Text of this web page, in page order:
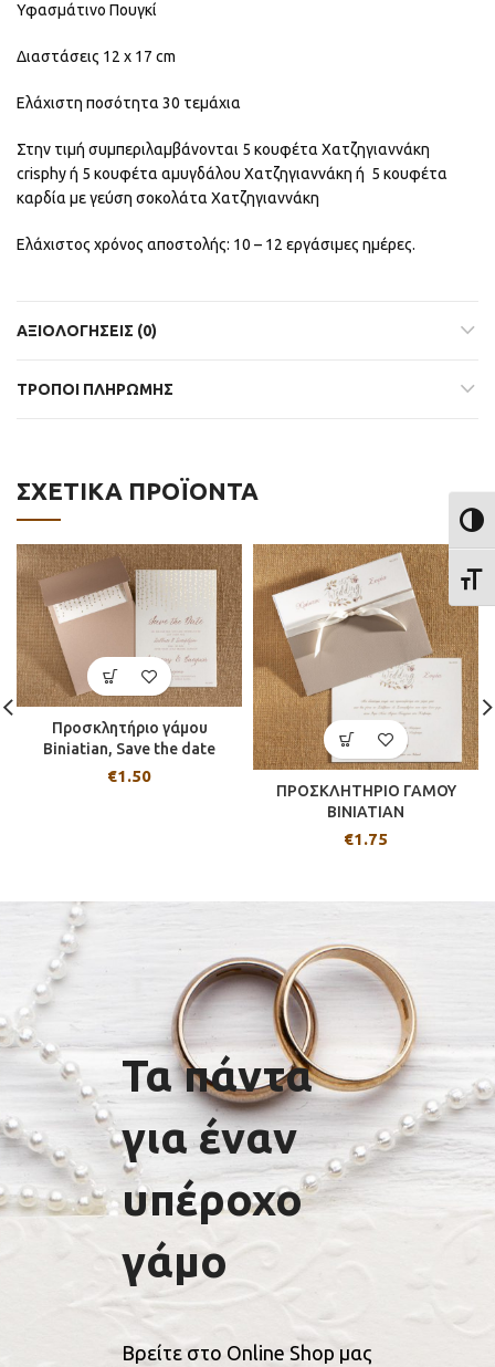
Υφασμάτινο Πουγκί
Διαστάσεις 12 x 17 cm
Ελάχιστη ποσότητα 30 τεμάχια
Στην τιμή συμπεριλαμβάνονται 5 κουφέτα Χατζηγιαννάκη
crisphy ή 5 κουφέτα αμυγδάλου Χατζηγιαννάκη ή 5 κουφέτα
καρδία με γεύση σοκολάτα Χατζηγιαννάκη
Ελάχιστος χρόνος αποστολής: 10 – 12 εργάσιμες ημέρες.
ΑΞΙΟΛΟΓΉΣΕΙΣ (0)
ΤΡΟΠΟΙ ΠΛΗΡΩΜΗΣ
ΣΧΕΤΙΚΆ ΠΡΟΪΌΝΤΑ
Προσκλητήριο γάμου
Biniatian, Save the date
€1.50
ΠΡΟΣΚΛΗΤΗΡΙΟ ΓΑΜΟΥ
BINIATIAN
€1.75
Τα πάντα
για έναν
υπέροχο
γάμο
Βρείτε στο Online Shop μας